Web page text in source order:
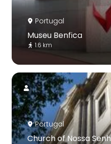
Portugal
Museu Benfica
1.6 km
Portugal
Church of Nossa